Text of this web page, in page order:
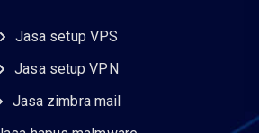
Jasa setup VPS
Jasa setup VPN
Jasa zimbra mail